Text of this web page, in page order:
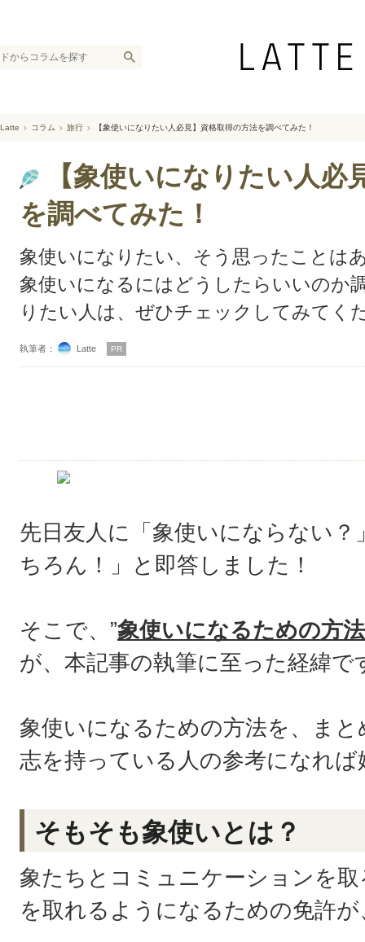
Latte コラム 旅行 【象使いになりたい人必見】資格取得の方法を調べてみた！
【象使いになりたい人必
を調べてみた！
象使いになりたい、そう思ったことは
象使いになるにはどうしたらいいのか
りたい人は、ぜひチェックしてみてく
執筆者： Latte PR
先日友人に「象使いにならない
ちろん！」と即答しました！
そこで、”象使いになるための方法
が、本記事の執筆に至った経緯で
象使いになるための方法を、ま
志を持っている人の参考になれ
そもそも象使いとは？
象たちとコミュニケーションを
を取れるようになるための免許